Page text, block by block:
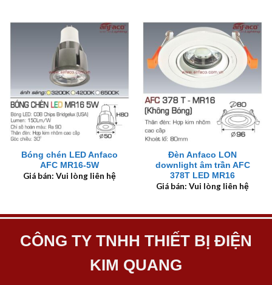
Bóng chén LED Anfaco
AFC MR16-5W
Giá bán: Vui lòng liên hệ
Đèn Anfaco LON
downlight âm trần AFC
378T LED MR16
Giá bán: Vui lòng liên hệ
CÔNG TY TNHH THIẾT BỊ ĐIỆN
KIM QUANG